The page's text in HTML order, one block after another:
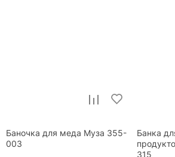
Баночка для меда Муза 355-
003
Банка
315